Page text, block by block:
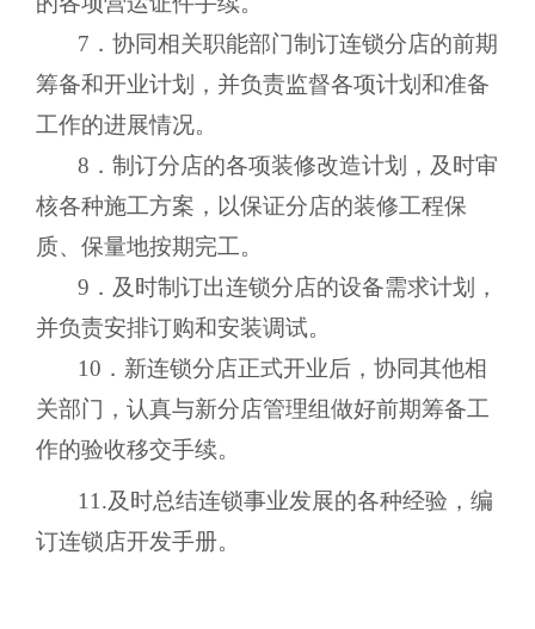
7．协同相关职能部门制订连锁分店的前期
筹备和开业计划，并负责监督各项计划和准备
工作的进展情况。
8．制订分店的各项装修改造计划，及时审
核各种施工方案，以保证分店的装修工程保
质、保量地按期完工。
9．及时制订出连锁分店的设备需求计划，
并负责安排订购和安装调试。
10．新连锁分店正式开业后，协同其他相
关部门，认真与新分店管理组做好前期筹备工
作的验收移交手续。
11.及时总结连锁事业发展的各种经验，编
订连锁店开发手册。